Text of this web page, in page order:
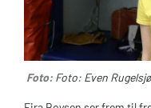
Foto: Foto: Even